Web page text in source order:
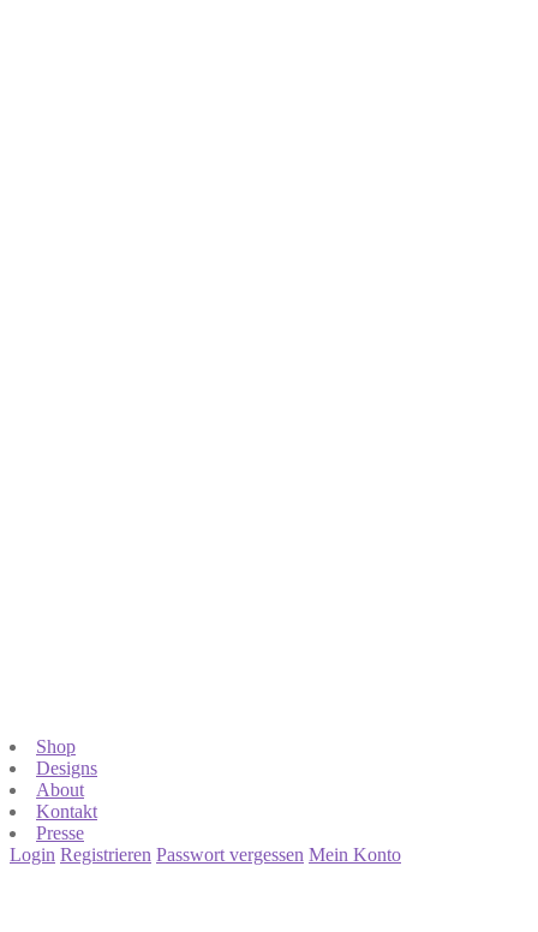
Shop
Designs
About
Kontakt
Presse
Login Registrieren Passwort vergessen Mein Konto